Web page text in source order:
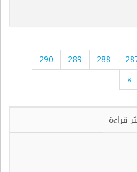
288
289
290
»
قراءة